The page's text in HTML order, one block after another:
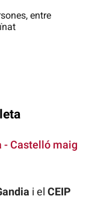
entre
i el CEIP